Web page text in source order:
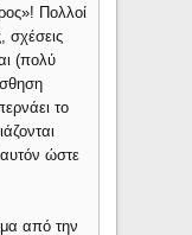
Πολλοί
σχέσεις
(πολύ
το
ώστε
από την